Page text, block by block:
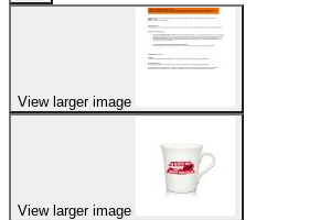
View larger image
View larger image